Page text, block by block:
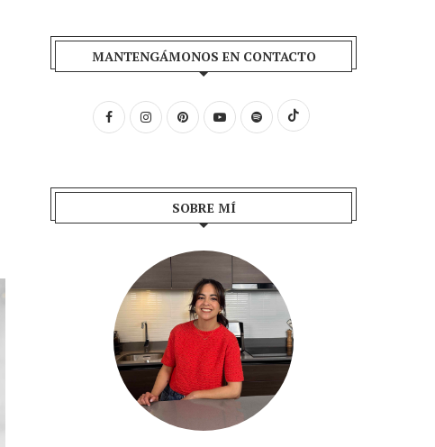
MANTENGÁMONOS EN CONTACTO
SOBRE MÍ